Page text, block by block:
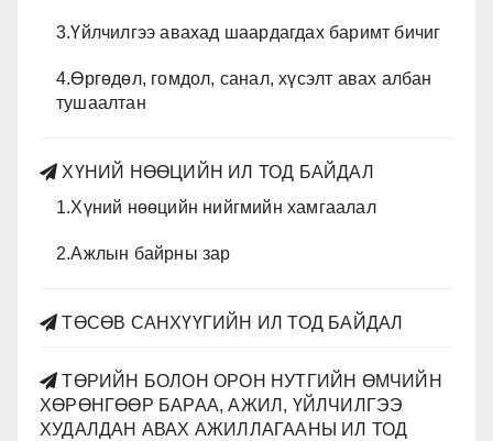
3.Үйлчилгээ авахад шаардагдах баримт бичиг
4.Өргөдөл, гомдол, санал, хүсэлт авах албан
тушаалтан
ХҮНИЙ НӨӨЦИЙН ИЛ ТОД БАЙДАЛ
1.Хүний нөөцийн нийгмийн хамгаалал
2.Ажлын байрны зар
ТӨСӨВ САНХҮҮГИЙН ИЛ ТОД БАЙДАЛ
ТӨРИЙН БОЛОН ОРОН НУТГИЙН ӨМЧИЙН
ХӨРӨНГӨӨР БАРАА, АЖИЛ, ҮЙЛЧИЛГЭЭ
ХУДАЛДАН АВАХ АЖИЛЛАГААНЫ ИЛ ТОД